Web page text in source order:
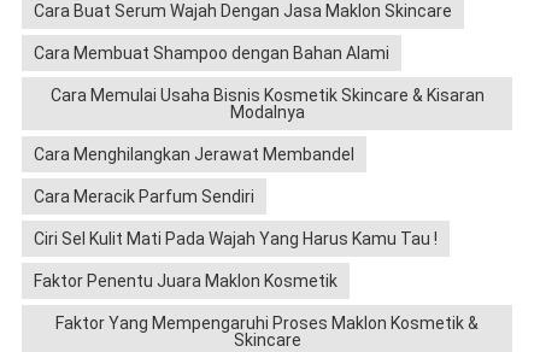
Cara Buat Serum Wajah Dengan Jasa Maklon Skincare
Cara Membuat Shampoo dengan Bahan Alami
Cara Memulai Usaha Bisnis Kosmetik Skincare & Kisaran
Modalnya
Cara Menghilangkan Jerawat Membandel
Cara Meracik Parfum Sendiri
Ciri Sel Kulit Mati Pada Wajah Yang Harus Kamu Tau !
Faktor Penentu Juara Maklon Kosmetik
Faktor Yang Mempengaruhi Proses Maklon Kosmetik &
Skincare